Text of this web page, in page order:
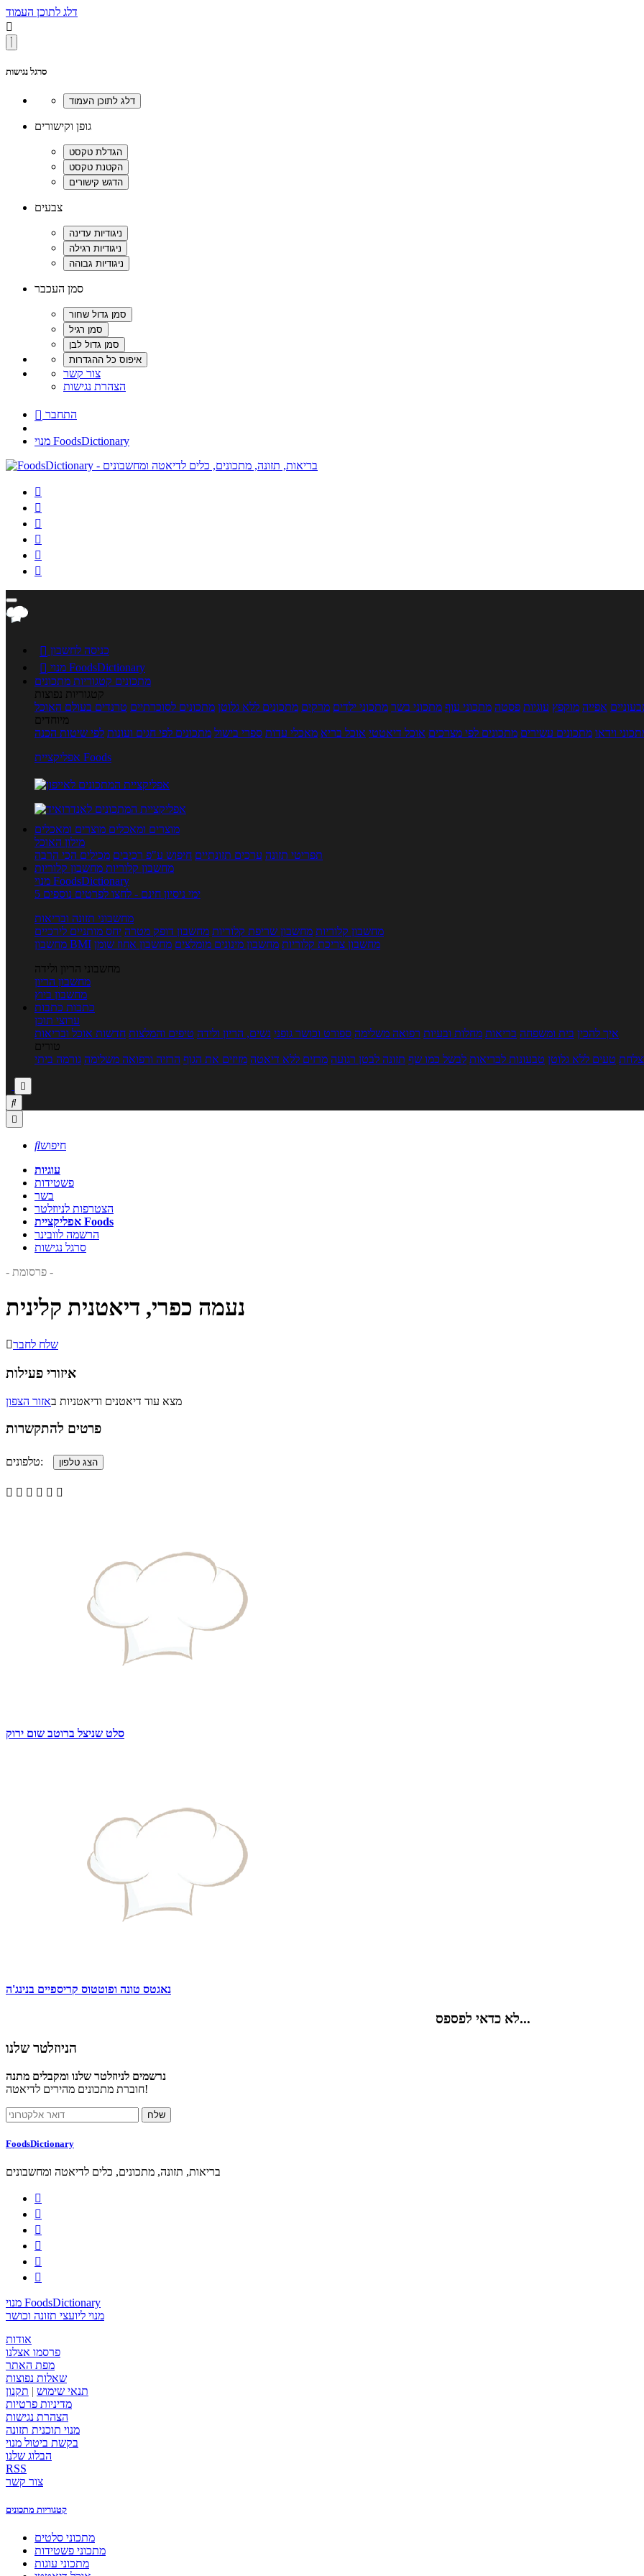
דלג לתוכן העמוד

סרגל נגישות
גופן וקישורים
צבעים
סמן העכבר
צור קשר
הצהרת נגישות
 התחבר
מנוי FoodsDictionary






 כניסה לחשבון

מנוי FoodsDictionary
מתכונים קטגוריות מתכונים
קטגוריות נפוצות
אפייה מוקפץ עוגיות פסטה מתכוני עוף מתכוני בשר מתכוני ילדים מרקים מתכונים ללא גלוטן מתכונים לסוכרתיים טרנדים בעולם האוכל
מיוחדים
וידאו מתכונים עשירים מתכונים לפי מצרכים אוכל דיאטטי אוכל בריא מאכלי עדות ספרי בישול מתכונים לפי חגים ועונות לפי שיטות הכנה
אפליקציית Foods
מוצרים ומאכלים מוצרים ומאכלים
מילון האוכל
תפריטי תזונה ערכים תזונתיים חיפוש ע"פ רכיבים מכילים הכי הרבה
מחשבון קלוריות מחשבון קלוריות
מנוי FoodsDictionary
5 ימי ניסיון חינם - לחצו לפרטים נוספים
מחשבוני תזונה ובריאות
מחשבון קלוריות מחשבון שריפת קלוריות מחשבון דופק מטרה יחס מותניים לירכיים
מחשבון BMI
מחשבון צריכת קלוריות מחשבון מינונים מומלצים מחשבון אחוז שומן
מחשבוני הריון ולידה
מחשבון הריון
מחשבון ביוץ
כתבות כתבות
ערוצי תוכן
איך להכין בית ומשפחה בריאות מחלות ובעיות רפואה משלימה ספורט וכושר גופני נשים, הריון ולידה טיפים והמלצות חדשות אוכל ובריאות
טורים
טעים ללא גלוטן טבעונות לבריאות לבשל כמו שף תזונה לבטן רגועה מרזים ללא דיאטה מזיזים את הגוף הרזיה ורפואה משלימה גורמה ביתי



חיפוש
עוגיות
פשטידות
בשר
הצטרפות לניוזלטר
אפליקציית Foods
הרשמה לוובינר
סרגל נגישות
- פרסומת -
נעמה כפרי, דיאטנית קלינית
שלח לחבר
איזורי פעילות
מצא עוד דיאטנים ודיאטניות באזור הצפון
פרטים להתקשרות
טלפונים:
     
סלט שניצל ברוטב שום ירוק
נאגטס טונה ופוטטוס קריספיים בנינג'ה
לא כדאי לפספס...
הניוזלטר שלנו
נרשמים לניוזלטר שלנו ומקבלים מתנה
חוברת מתכונים מהירים לדיאטה!
FoodsDictionary
בריאות, תזונה, מתכונים, כלים לדיאטה ומחשבונים






מנוי FoodsDictionary
מנוי ליועצי תזונה וכושר
אודות
פרסמו אצלנו
מפת האתר
שאלות נפוצות
תנאי שימוש | תקנון
מדיניות פרטיות
הצהרת נגישות
מנוי תוכנית תזונה
בקשת ביטול מנוי
הבלוג שלנו
RSS
צור קשר
קטגוריות מתכונים
מתכוני סלטים
מתכוני פשטידות
מתכוני עוגות